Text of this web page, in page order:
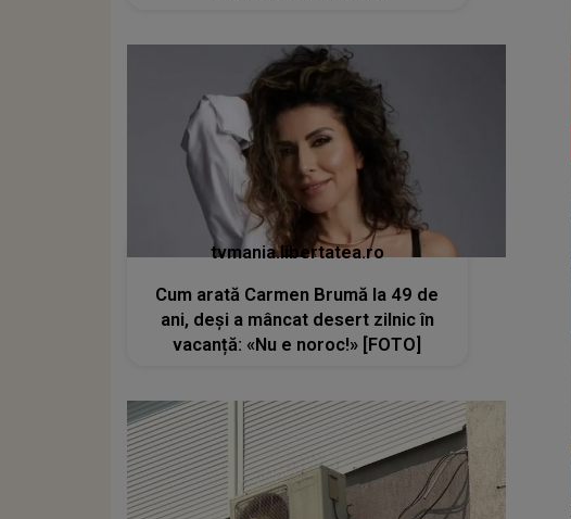
tvmania.libertatea.ro
Cum arată Carmen Brumă la 49 de
ani, deși a mâncat desert zilnic în
vacanță: «Nu e noroc!» [FOTO]